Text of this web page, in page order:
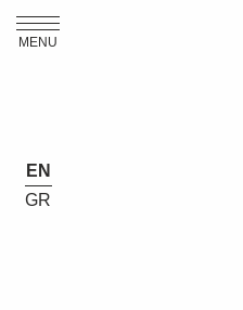
MENU
EN
GR